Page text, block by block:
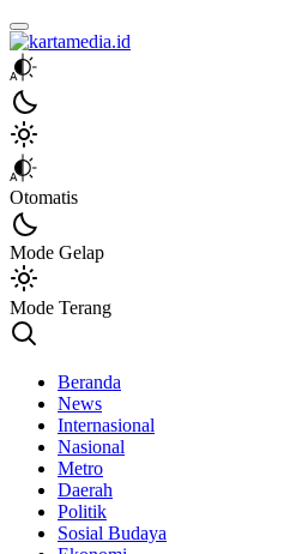
kartamedia.id
Jujur Mengabari
Otomatis
Mode Gelap
Mode Terang
Beranda
News
Internasional
Nasional
Metro
Daerah
Politik
Sosial Budaya